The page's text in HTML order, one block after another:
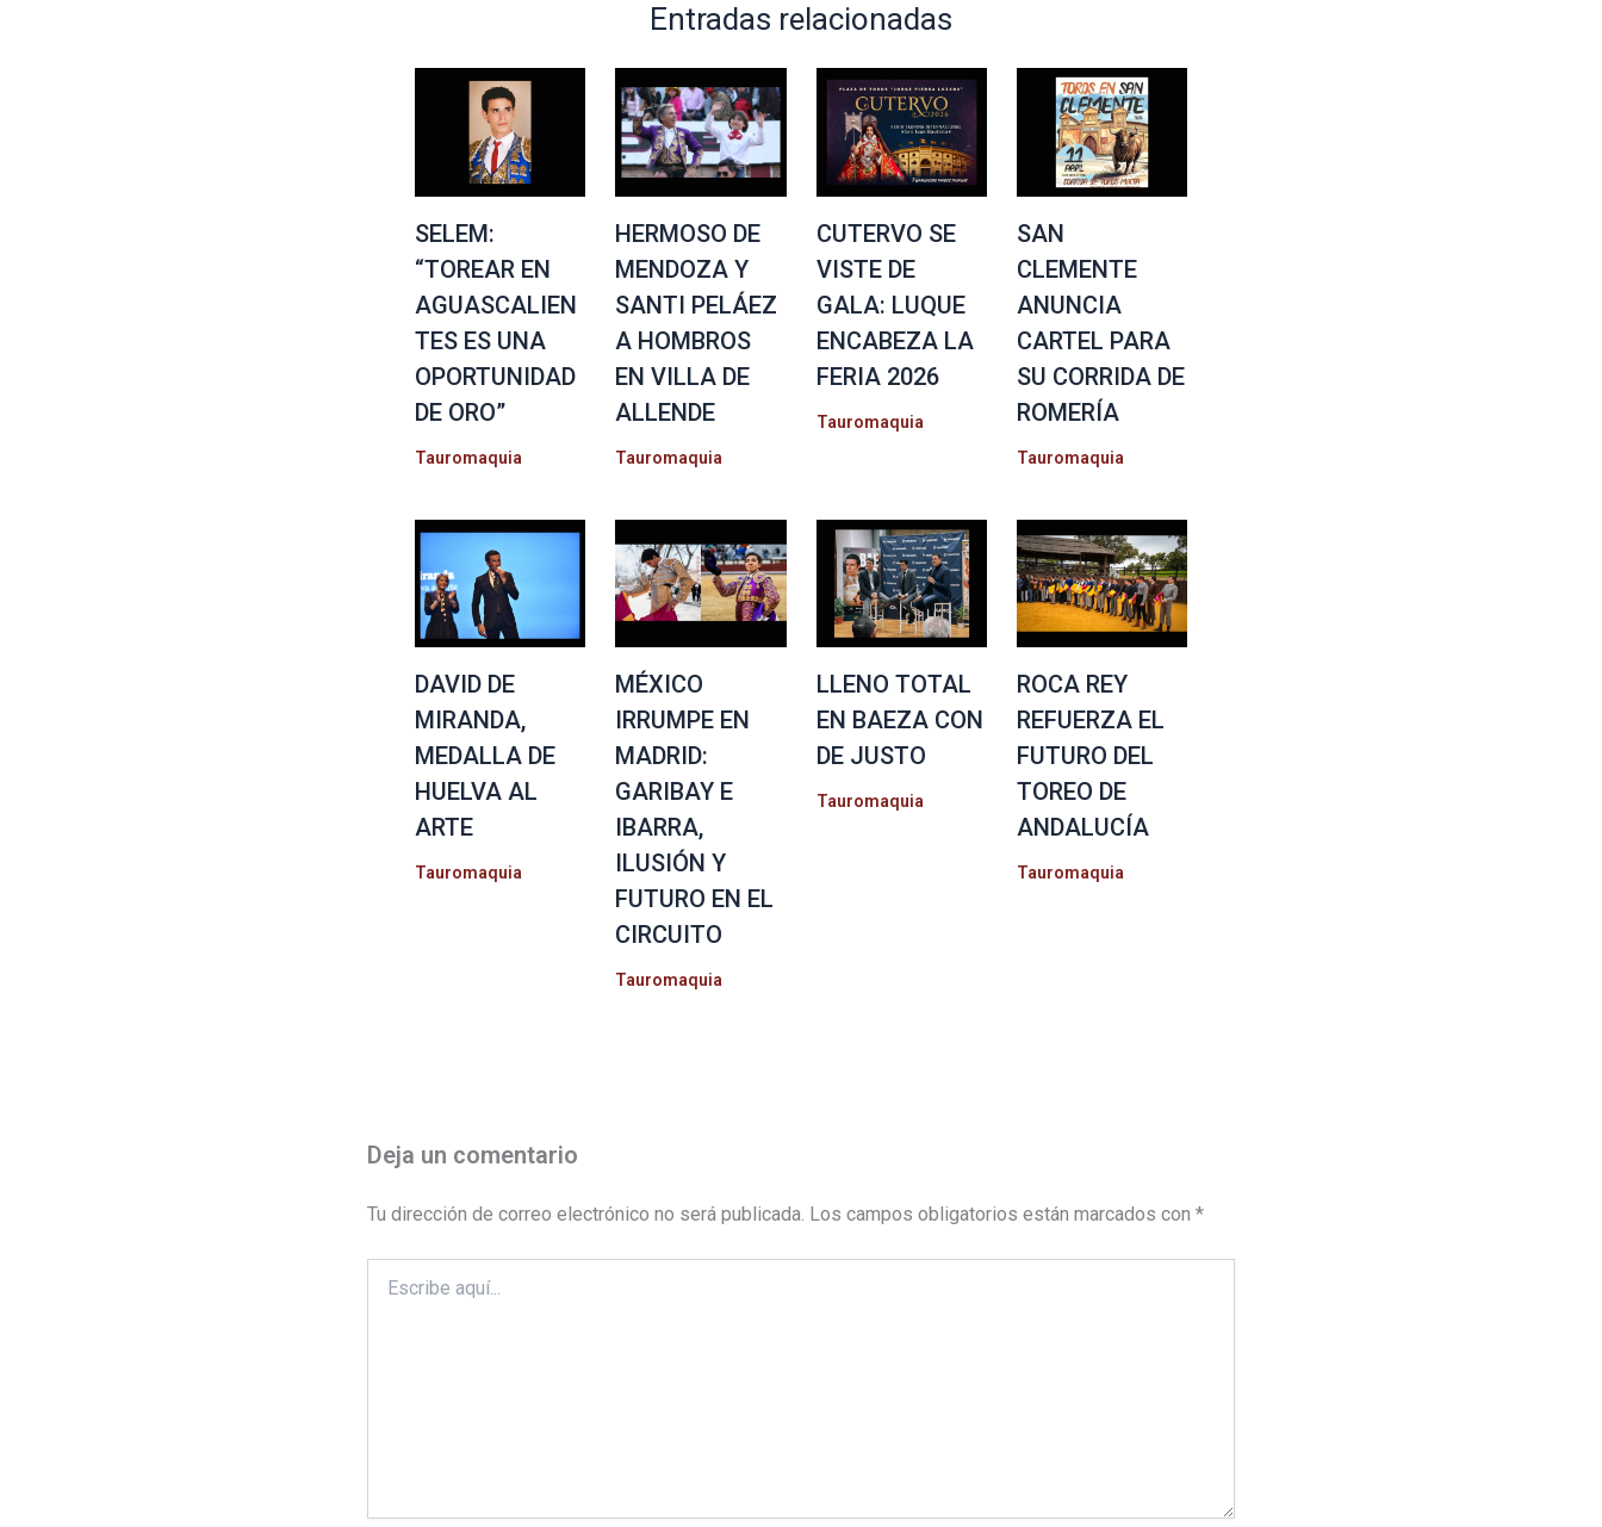
Entradas relacionadas
SELEM:
“TOREAR EN
AGUASCALIEN
TES ES UNA
OPORTUNIDAD
DE ORO”
Tauromaquia
HERMOSO DE
MENDOZA Y
SANTI PELÁEZ
A HOMBROS
EN VILLA DE
ALLENDE
Tauromaquia
CUTERVO SE
VISTE DE
GALA: LUQUE
ENCABEZA LA
FERIA 2026
Tauromaquia
SAN
CLEMENTE
ANUNCIA
CARTEL PARA
SU CORRIDA DE
ROMERÍA
Tauromaquia
DAVID DE
MIRANDA,
MEDALLA DE
HUELVA AL
ARTE
Tauromaquia
MÉXICO
IRRUMPE EN
MADRID:
GARIBAY E
IBARRA,
ILUSIÓN Y
FUTURO EN EL
CIRCUITO
Tauromaquia
LLENO TOTAL
EN BAEZA CON
DE JUSTO
Tauromaquia
ROCA REY
REFUERZA EL
FUTURO DEL
TOREO DE
ANDALUCÍA
Tauromaquia
Deja un comentario
Tu dirección de correo electrónico no será publicada. Los campos obligatorios están marcados con *
aquí...